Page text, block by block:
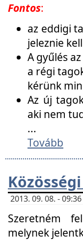
Fontos:
az eddigi
jeleznie
A gyűlés
a régi
kérünk
Az új
aki nem
...
Tovább
2013. 09. 08. -
Szeretném
melynek